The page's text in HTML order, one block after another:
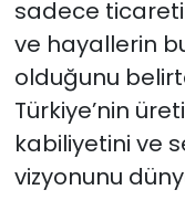
sadece
ve hayallerin
olduğunu
Türkiye’nin
kabiliyetini ve
vizyonunu